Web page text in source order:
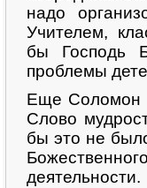
надо
Учителем,
бы Господь
проблемы
Еще Соломон
Слово
бы это не
деятельности.